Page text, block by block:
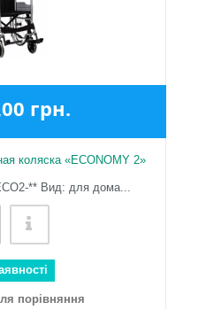
грн.
коляска «ECONOMY 2»
** Вид: для дома...
порівняння